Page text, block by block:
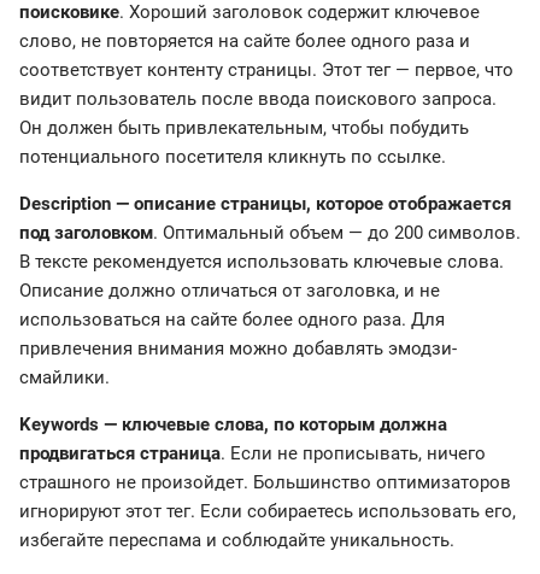
поисковике. Хороший заголовок содержит ключевое
слово, не повторяется на сайте более одного раза и
соответствует контенту страницы. Этот тег — первое, что
видит пользователь после ввода поискового запроса.
Он должен быть привлекательным, чтобы побудить
потенциального посетителя кликнуть по ссылке.
Description — описание страницы, которое отображается
под заголовком. Оптимальный объем — до 200 символов.
В тексте рекомендуется использовать ключевые слова.
Описание должно отличаться от заголовка, и не
использоваться на сайте более одного раза. Для
привлечения внимания можно добавлять эмодзи-
смайлики.
Keywords — ключевые слова, по которым должна
продвигаться страница. Если не прописывать, ничего
страшного не произойдет. Большинство оптимизаторов
игнорируют этот тег. Если собираетесь использовать его,
избегайте переспама и соблюдайте уникальность.